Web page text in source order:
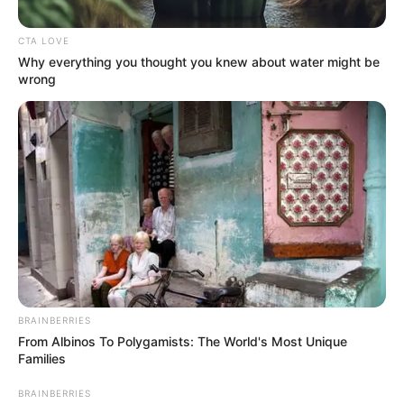
રાજ્ય સહિત સમગ્ર દેશમાં દરરોજ રોડ અકસ્માતમાં
મોત થતા હોવાનું સામે આવતું રહે છે. લોકોની
બેદરકારીને કારણે અકસ્માતના મોત માં વધારો થઈ
રહ્યો છે, હાલના સમયમાં આ રોડ અકસ્માતમાં મોટો
વધારો નોંધાઈ રહ્યો છે. ત્યારે આ અકસ્માત માં બનાવમાં
નાનાથી લઈને મોટા દરેક ભોગ બનતા રહે છે. ત્યારે વધુ
એક અકસ્માત વડોદરાના ડભોઇ તાલુકાના ધરમપુરી
ગામથી સામે આવ્યો છે.
CTA LOVE
Why everything you thought you knew about water might be
wrong
BRAINBERRIES
From Albinos To Polygamists: The World's Most Unique
Families
BRAINBERRIES